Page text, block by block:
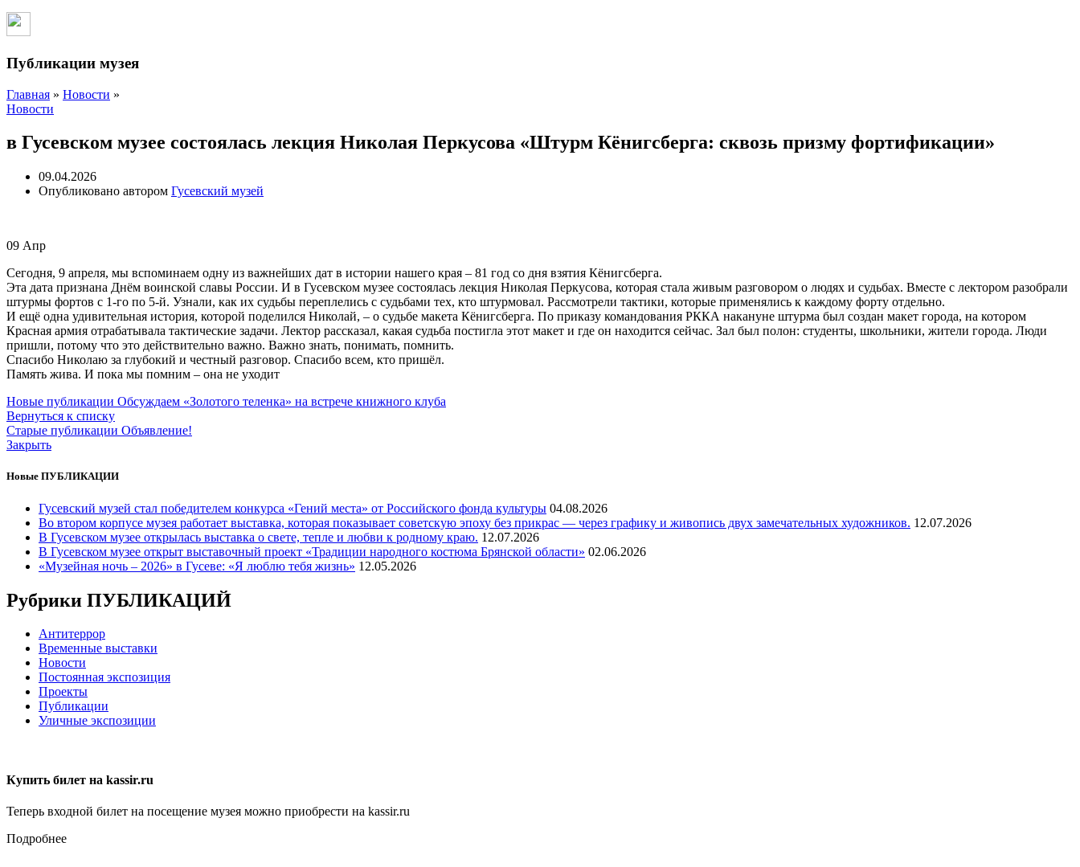
Публикации музея
Главная » Новости »
Новости
в Гусевском музее состоялась лекция Николая Перкусова «Штурм Кёнигсберга: сквозь призму фортификации»
09.04.2026
Опубликовано автором Гусевский музей
09 Апр
Сегодня, 9 апреля, мы вспоминаем одну из важнейших дат в истории нашего края – 81 год со дня взятия Кёнигсберга.
Эта дата признана Днём воинской славы России. И в Гусевском музее состоялась лекция Николая Перкусова, которая стала живым разговором о людях и судьбах. Вместе с лектором разобрали
штурмы фортов с 1-го по 5-й. Узнали, как их судьбы переплелись с судьбами тех, кто штурмовал. Рассмотрели тактики, которые применялись к каждому форту отдельно.
И ещё одна удивительная история, которой поделился Николай, – о судьбе макета Кёнигсберга. По приказу командования РККА накануне штурма был создан макет города, на котором
Красная армия отрабатывала тактические задачи. Лектор рассказал, какая судьба постигла этот макет и где он находится сейчас. Зал был полон: студенты, школьники, жители города. Люди
пришли, потому что это действительно важно. Важно знать, понимать, помнить.
Спасибо Николаю за глубокий и честный разговор. Спасибо всем, кто пришёл.
Память жива. И пока мы помним – она не уходит
Новые публикации Обсуждаем «Золотого теленка» на встрече книжного клуба
Вернуться к списку
Старые публикации Объявление!
Закрыть
Новые ПУБЛИКАЦИИ
Гусевский музей стал победителем конкурса «Гений места» от Российского фонда культуры 04.08.2026
Во втором корпусе музея работает выставка, которая показывает советскую эпоху без прикрас — через графику и живопись двух замечательных художников. 12.07.2026
В Гусевском музее открылась выставка о свете, тепле и любви к родному краю. 12.07.2026
В Гусевском музее открыт выставочный проект «Традиции народного костюма Брянской области» 02.06.2026
«Музейная ночь – 2026» в Гусеве: «Я люблю тебя жизнь» 12.05.2026
Рубрики ПУБЛИКАЦИЙ
Антитеррор
Временные выставки
Новости
Постоянная экспозиция
Проекты
Публикации
Уличные экспозиции
Купить билет на kassir.ru
Теперь входной билет на посещение музея можно приобрести на kassir.ru
Подробнее